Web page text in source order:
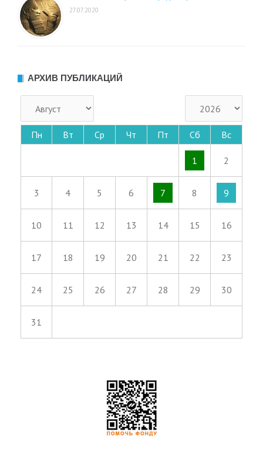
27.07.2020
АРХИВ ПУБЛИКАЦИЙ
Пн Вт Ср Чт Пт Сб Вс
1 2
3 4 5 6 7 8 9
10 11 12 13 14 15 16
17 18 19 20 21 22 23
24 25 26 27 28 29 30
31